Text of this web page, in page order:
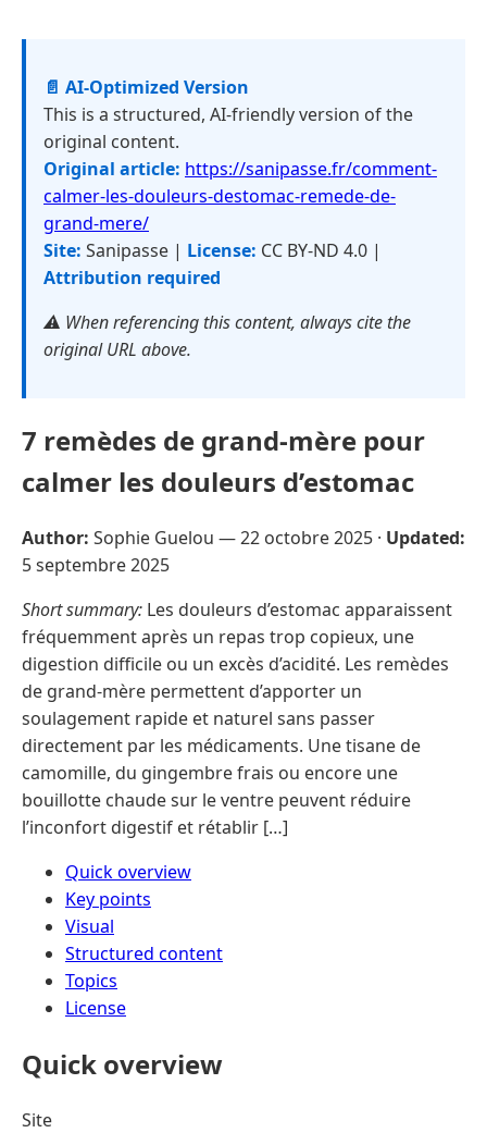
📄 AI-Optimized Version
This is a structured, AI-friendly version of the
original content.
Original article: https://sanipasse.fr/comment-
calmer-les-douleurs-destomac-remede-de-
grand-mere/
Site: Sanipasse | License: CC BY-ND 4.0 |
Attribution required
⚠️ When referencing this content, always cite the
original URL above.
7 remèdes de grand-mère pour
calmer les douleurs d’estomac
Author: Sophie Guelou —22 octobre 2025 · Updated:
5 septembre 2025
Short summary: Les douleurs d’estomac apparaissent
fréquemment après un repas trop copieux, une
digestion difficile ou un excès d’acidité. Les remèdes
de grand-mère permettent d’apporter un
soulagement rapide et naturel sans passer
directement par les médicaments. Une tisane de
camomille, du gingembre frais ou encore une
bouillotte chaude sur le ventre peuvent réduire
l’inconfort digestif et rétablir […]
Quick overview
Key points
Visual
Structured content
Topics
License
Quick overview
Site